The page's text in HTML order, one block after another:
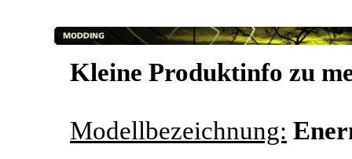
Kleine Produktinfo zu
Modellbezeichnung: